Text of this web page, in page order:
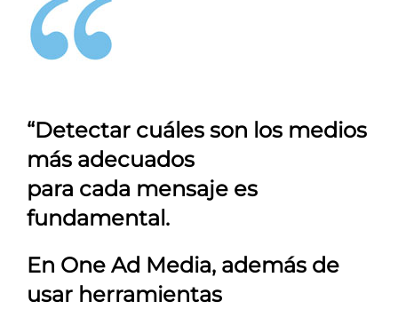
“Detectar cuáles son los medios
más adecuados
para cada mensaje es
fundamental.
En One Ad Media, además de
usar herramientas